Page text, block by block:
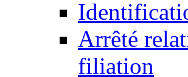
Arrêté
filiation